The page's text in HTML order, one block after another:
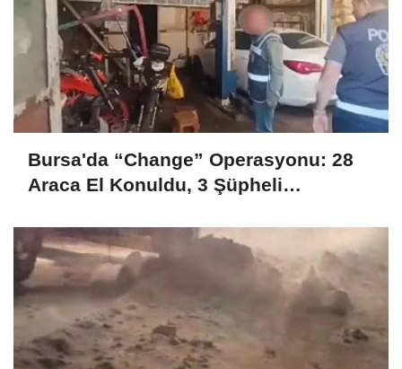
Bursa'da “Change” Operasyonu: 28
Araca El Konuldu, 3 Şüpheli